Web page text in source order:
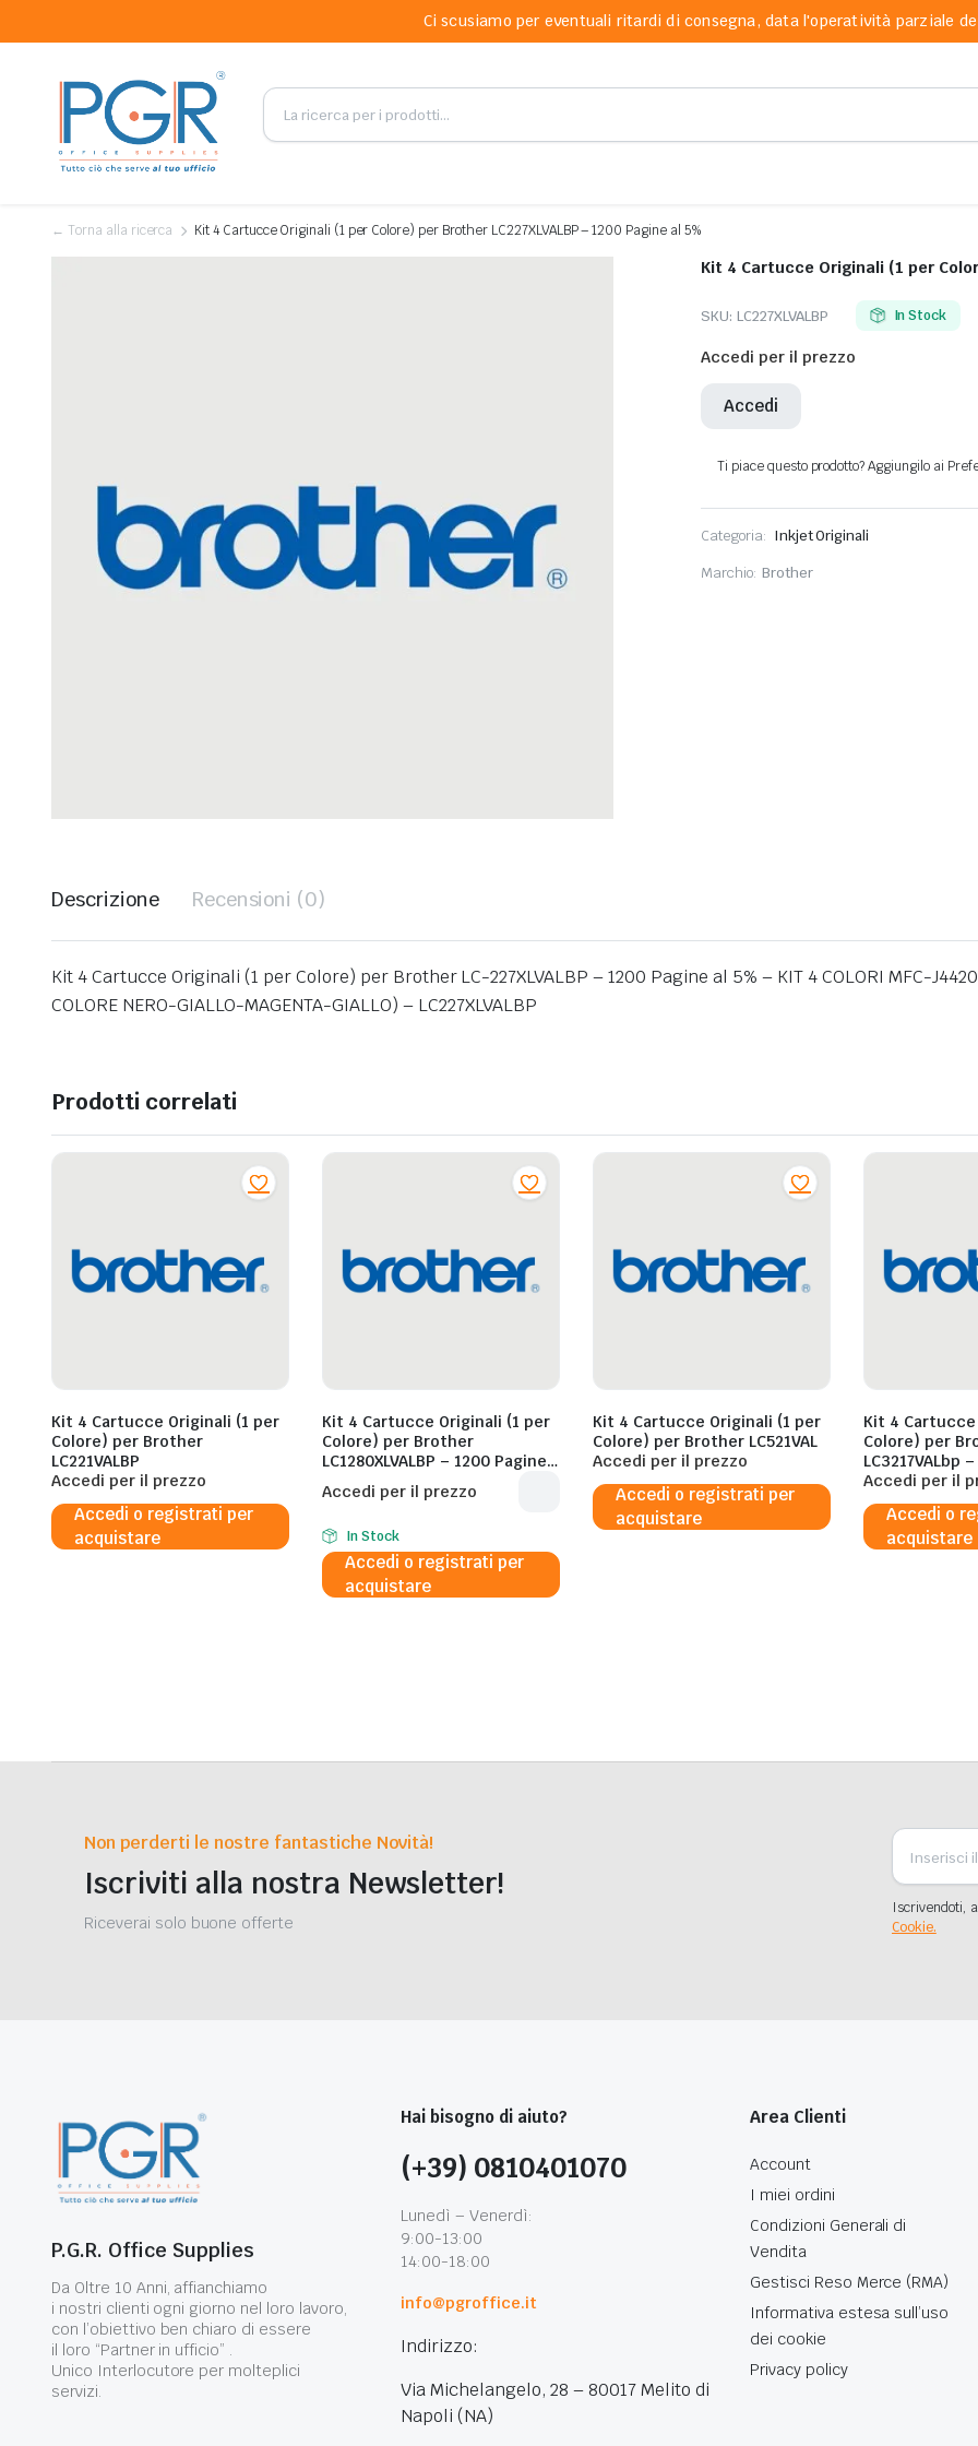
Ci scusiamo per eventuali ritardi di consegna, data l'operatività parziale
← Torna alla ricerca Kit 4 Cartucce Originali (1 per Colore) per Brother LC227XLVALBP – 1200 Pagine al 5%
SKU: LC227XLVALBP In Stock
Accedi per il prezzo
Accedi
Categoria: Inkjet Originali
Marchio: Brother
Descrizione Recensioni (0)
Kit 4 Cartucce Originali (1 per Colore) per Brother LC-227XLVALBP – 1200 Pagine al 5% – KIT 4 COLORI MFC-
COLORE NERO-GIALLO-MAGENTA-GIALLO) – LC227XLVALBP
Prodotti correlati
Kit 4 Cartucce Originali (1 per
Colore) per Brother
LC221VALBP
Accedi per il prezzo
Accedi o registrati per
acquistare
Kit 4 Cartucce Originali (1 per
Colore) per Brother
LC1280XLVALBP – 1200 Pagine
Accedi per il prezzo
In Stock
Accedi o registrati per
acquistare
Kit 4 Cartucce Originali (1 per
Colore) per Brother LC521VAL
Accedi per il prezzo
Accedi o registrati per
acquistare
Kit 4
Colore) per Brother
LC3217VALbp
5%
Accedi per il
Accedi o
acquistare
Non perderti le nostre fantastiche Novità!
Iscriviti alla nostra Newsletter!
Riceverai solo buone offerte
Iscrivendoti,
Cookie.
P.G.R. Office Supplies
Da Oltre 10 Anni, affianchiamo
i nostri clienti ogni giorno nel loro lavoro,
con l’obiettivo ben chiaro di essere
il loro “Partner in ufficio” .
Unico Interlocutore per molteplici
servizi.
Hai bisogno di aiuto?
(+39) 0810401070
Lunedì – Venerdì:
9:00-13:00
14:00-18:00
info@pgroffice.it
Indirizzo:
Via Michelangelo, 28 – 80017 Melito di
Napoli (NA)
Area Clienti
Account
I miei ordini
Condizioni Generali di
Vendita
Gestisci Reso Merce (RMA)
Informativa estesa sull’uso
dei cookie
Privacy policy